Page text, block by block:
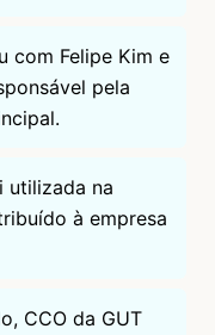
com Felipe Kim e
pela
utilizada na
à empresa
CCO da GUT